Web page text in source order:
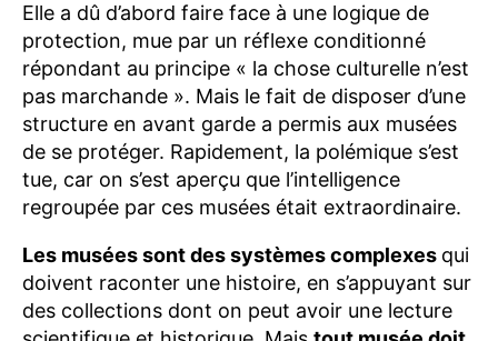
Elle a dû d’abord faire face à une logique de
protection, mue par un réflexe conditionné
répondant au principe « la chose culturelle n’est
pas marchande ». Mais le fait de disposer d’une
structure en avant garde a permis aux musées
de se protéger. Rapidement, la polémique s’est
tue, car on s’est aperçu que l’intelligence
regroupée par ces musées était extraordinaire.
Les musées sont des systèmes complexes qui
doivent raconter une histoire, en s’appuyant sur
des collections dont on peut avoir une lecture